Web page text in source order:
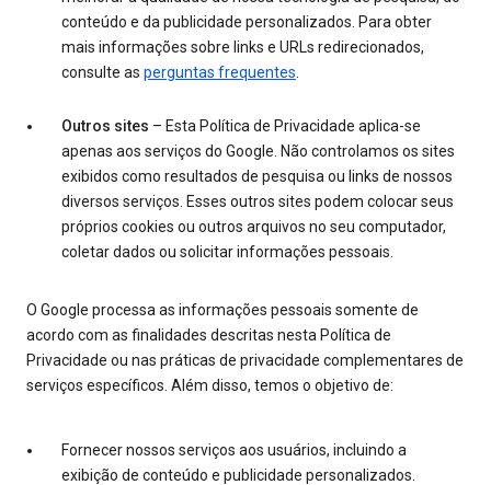
conteúdo e da publicidade personalizados. Para obter
mais informações sobre links e URLs redirecionados,
consulte as perguntas frequentes
Outros sites – Esta Política de Privacidade aplica-se
apenas aos serviços do Google. Não controlamos os sites
exibidos como resultados de pesquisa ou links de nossos
diversos serviços. Esses outros sites podem colocar seus
próprios cookies ou outros arquivos no seu computador,
coletar dados ou solicitar informações pessoais.
O Google processa as informações pessoais somente de
acordo com as finalidades descritas nesta Política de
Privacidade ou nas práticas de privacidade complementares de
serviços específicos. Além disso, temos o objetivo de:
Fornecer nossos serviços aos usuários, incluindo a
exibição de conteúdo e publicidade personalizados.